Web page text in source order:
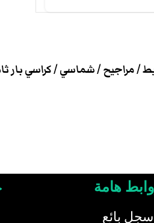
مراجيح / شماسي / كراسي بار
هامة
سجل بائع